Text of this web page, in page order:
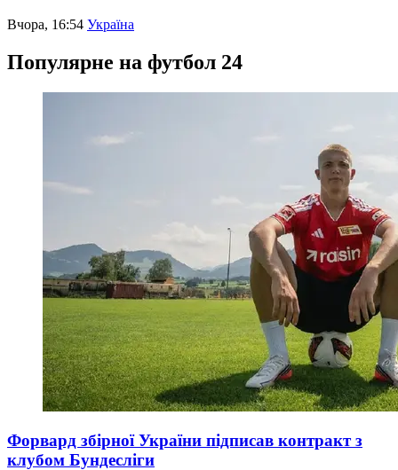
Вчора, 16:54 Україна
Популярне на футбол 24
Форвард збірної України підписав контракт з
клубом Бундесліги